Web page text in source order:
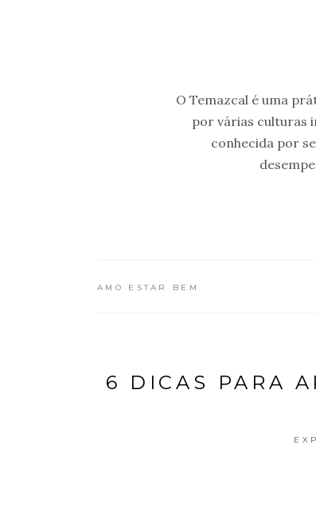
O Temazcal é uma
por várias culturas
conhecida por
AMO ESTAR BEM
6 DICAS PARA